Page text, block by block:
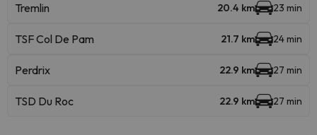
Tremlin 20.4 km 23 min
TSF Col De Pam 21.7 km 24 min
Perdrix 22.9 km 27 min
TSD Du Roc 22.9 km 27 min